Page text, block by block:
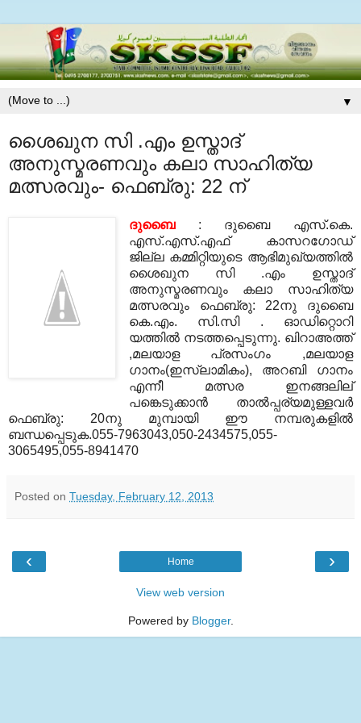
▼
ശൈഖുന സി .എം ഉസ്താദ്
അനുസ്മരണവും കലാ സാഹിത്യ
മത്സരവും- ഫെബ്രു: 22 ന്
ദുബൈ : ദുബൈ എസ്.കെ.
എസ്.എസ്.എഫ് കാസറഗോഡ്
ജില്ല കമ്മിറ്റിയുടെ ആഭിമുഖ്യത്തില്‍
ശൈഖുന സി .എം ഉസ്താദ്
അനുസ്മരണവും കലാ സാഹിത്യ
മത്സരവും ഫെബ്രു: 22നു ദുബൈ
കെ.എം. സി.സി . ഓഡിറ്റൊറി
യത്തില്‍ നടത്തപ്പെടുന്നു. ഖിറാഅത്ത്
,മലയാള പ്രസംഗം ,മലയാള
ഗാനം(ഇസ്ലാമികം), അറബി ഗാനം
എന്നീ മത്സര ഇനങ്ങലില്
പങ്കെടുക്കാന്‍ താല്‍പ്പര്യമുള്ളവര്‍
ഫെബ്രു: 20നു മുമ്പായി ഈ നമ്പരുകളില്‍
ബന്ധപ്പെടുക.055-7963043,050-2434575,055-
3065495,055-8941470
Posted on Tuesday, February 12, 2013
‹ ›
Home
View web version
Powered by Blogger.